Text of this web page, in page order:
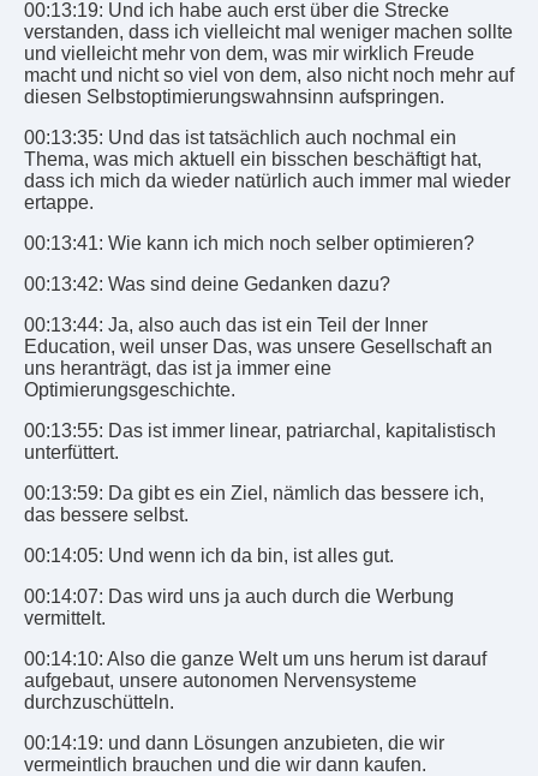
00:13:19: Und ich habe auch erst über die Strecke
verstanden, dass ich vielleicht mal weniger machen sollte
und vielleicht mehr von dem, was mir wirklich Freude
macht und nicht so viel von dem, also nicht noch mehr auf
diesen Selbstoptimierungswahnsinn aufspringen.
00:13:35: Und das ist tatsächlich auch nochmal ein
Thema, was mich aktuell ein bisschen beschäftigt hat,
dass ich mich da wieder natürlich auch immer mal wieder
ertappe.
00:13:41: Wie kann ich mich noch selber optimieren?
00:13:42: Was sind deine Gedanken dazu?
00:13:44: Ja, also auch das ist ein Teil der Inner
Education, weil unser Das, was unsere Gesellschaft an
uns heranträgt, das ist ja immer eine
Optimierungsgeschichte.
00:13:55: Das ist immer linear, patriarchal, kapitalistisch
unterfüttert.
00:13:59: Da gibt es ein Ziel, nämlich das bessere ich,
das bessere selbst.
00:14:05: Und wenn ich da bin, ist alles gut.
00:14:07: Das wird uns ja auch durch die Werbung
vermittelt.
00:14:10: Also die ganze Welt um uns herum ist darauf
aufgebaut, unsere autonomen Nervensysteme
durchzuschütteln.
00:14:19: und dann Lösungen anzubieten, die wir
vermeintlich brauchen und die wir dann kaufen.